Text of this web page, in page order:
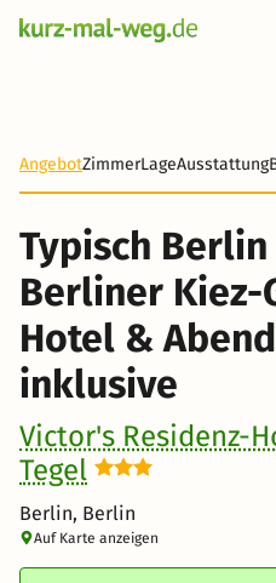
AngebotZimmerLageAusstattung
Typisch
Berliner Kiez-
Hotel &
inklusive
Victor's Residenz-
Tegel
Berlin, Berlin
Auf Karte anzeigen